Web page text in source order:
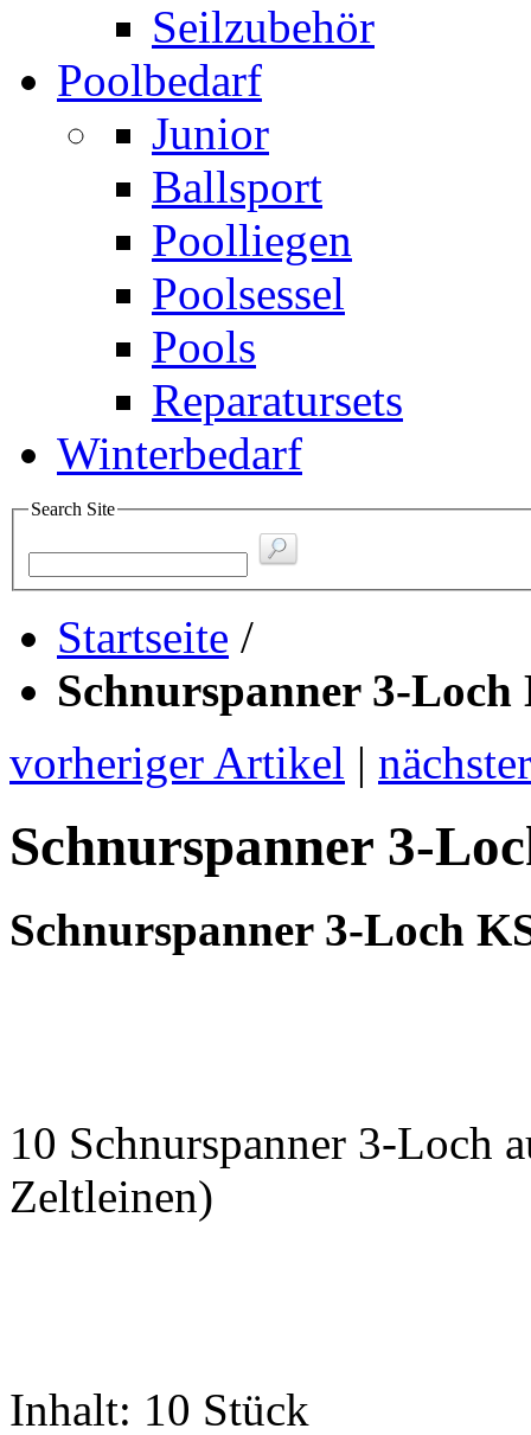
Seilzubehör
Poolbedarf
Junior
Ballsport
Poolliegen
Poolsessel
Pools
Reparatursets
Winterbedarf
Search Site
Startseite /
Schnurspanner 3-
vorheriger Artikel |
Schnurspanner 3-
Schnurspanner 3-Loch
10 Schnurspanner 3-Loch
Zeltleinen)
Inhalt: 10 Stück